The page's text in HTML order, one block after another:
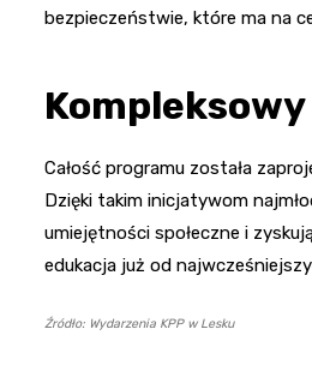
bezpieczeństwie, które ma na
Całość programu została
Dzięki takim inicjatywom
umiejętności społeczne i
edukacja już od
Źródło: Wydarzenia KPP w Lesku